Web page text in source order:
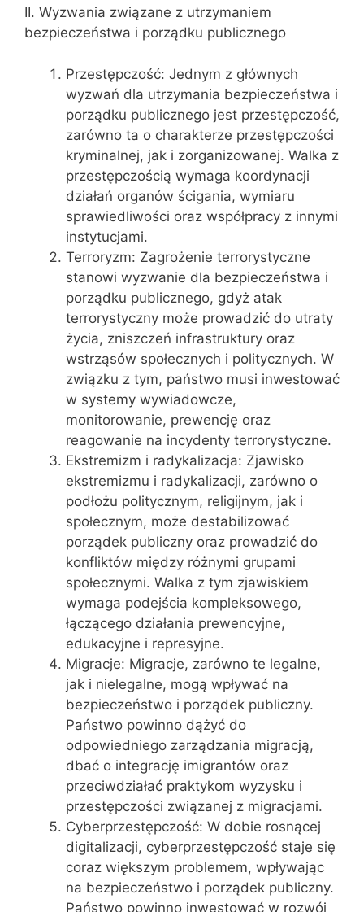
II. Wyzwania związane z utrzymaniem
bezpieczeństwa i porządku publicznego
Przestępczość: Jednym z głównych
wyzwań dla utrzymania bezpieczeństwa i
porządku publicznego jest przestępczość,
zarówno ta o charakterze przestępczości
kryminalnej, jak i zorganizowanej. Walka z
przestępczością wymaga koordynacji
działań organów ścigania, wymiaru
sprawiedliwości oraz współpracy z innymi
instytucjami.
Terroryzm: Zagrożenie terrorystyczne
stanowi wyzwanie dla bezpieczeństwa i
porządku publicznego, gdyż atak
terrorystyczny może prowadzić do utraty
życia, zniszczeń infrastruktury oraz
wstrząsów społecznych i politycznych. W
związku z tym, państwo musi inwestować
w systemy wywiadowcze,
monitorowanie, prewencję oraz
reagowanie na incydenty terrorystyczne.
Ekstremizm i radykalizacja: Zjawisko
ekstremizmu i radykalizacji, zarówno o
podłożu politycznym, religijnym, jak i
społecznym, może destabilizować
porządek publiczny oraz prowadzić do
konfliktów między różnymi grupami
społecznymi. Walka z tym zjawiskiem
wymaga podejścia kompleksowego,
łączącego działania prewencyjne,
edukacyjne i represyjne.
Migracje: Migracje, zarówno te legalne,
jak i nielegalne, mogą wpływać na
bezpieczeństwo i porządek publiczny.
Państwo powinno dążyć do
odpowiedniego zarządzania migracją,
dbać o integrację imigrantów oraz
przeciwdziałać praktykom wyzysku i
przestępczości związanej z migracjami.
Cyberprzestępczość: W dobie rosnącej
digitalizacji, cyberprzestępczość staje się
coraz większym problemem, wpływając
na bezpieczeństwo i porządek publiczny.
Państwo powinno inwestować w rozwój